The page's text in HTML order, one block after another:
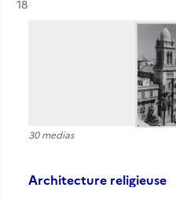
Résultat n°
18
30 medias
Architecture religieuse